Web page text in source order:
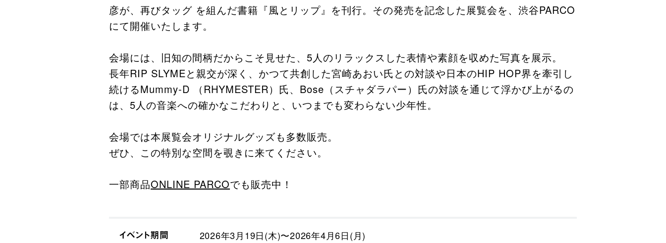
彦が、再びタッグ を組んだ書籍『⾵とリップ』を刊行。その発売を記念した展覧会を、渋⾕PARCO
にて開催いたします。
会場には、旧知の間柄だからこそ見せた、5⼈のリラックスした表情や素顔を収めた写真を展⽰。
⻑年RIP SLYMEと親交が深く、かつて共創した宮崎あおい⽒との対談や⽇本のHIP HOP界を牽引し
続けるMummy-D （RHYMESTER）⽒、Bose（スチャダラパー）⽒の対談を通じて浮かび上がるの
は、5⼈の⾳楽への確かなこだわりと、いつまでも変わらない少年性。
会場では本展覧会オリジナルグッズも多数販売。
ぜひ、この特別な空間を覗きに来てください。
一部商品ONLINE PARCOでも販売中！
イベント期間 2026年3月19日(木)〜2026年4月6日(月)